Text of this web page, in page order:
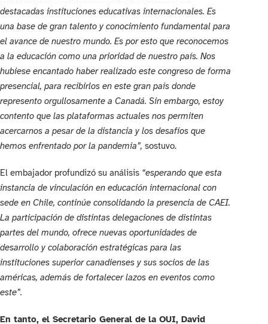
destacadas instituciones educativas internacionales. Es
una base de gran talento y conocimiento fundamental para
el avance de nuestro mundo. Es por esto que reconocemos
a la educación como una prioridad de nuestro país. Nos
hubiese encantado haber realizado este congreso de forma
presencial, para recibirlos en este gran país donde
represento orgullosamente a Canadá. Sin embargo, estoy
contento que las plataformas actuales nos permiten
acercarnos a pesar de la distancia y los desafíos que
hemos enfrentado por la pandemia”, sostuvo.
El embajador profundizó su análisis “esperando que esta
instancia de vinculación en educación internacional con
sede en Chile, continúe consolidando la presencia de CAEI.
La participación de distintas delegaciones de distintas
partes del mundo, ofrece nuevas oportunidades de
desarrollo y colaboración estratégicas para las
instituciones superior canadienses y sus socios de las
américas, además de fortalecer lazos en eventos como
este”.
En tanto, el Secretario General de la OUI, David